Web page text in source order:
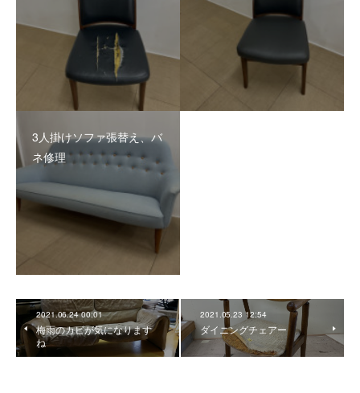
3人掛けソファ張替え、バ
ネ修理
2021.06.24 00:01
梅雨のカビが気になります
ね
2021.05.23 12:54
ダイニングチェアー